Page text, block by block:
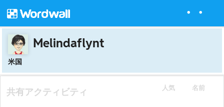
Melindaflynt
米国
人気 名前
共有アクティビティ